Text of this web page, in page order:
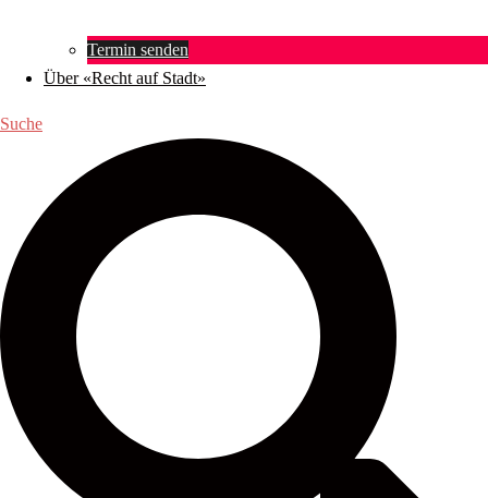
Termin senden
Über «Recht auf Stadt»
Suche